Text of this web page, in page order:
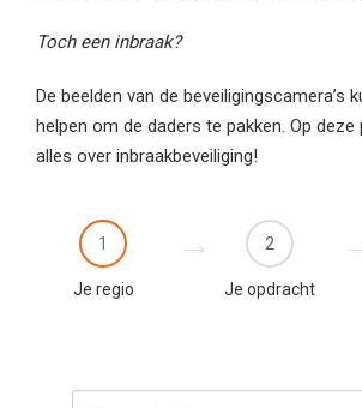
Toch een inbraak?
De beelden van de beveiligingscamera’s
helpen om de daders te pakken. Op deze
alles over inbraakbeveiliging!
1
Je regio
2
Je opdracht